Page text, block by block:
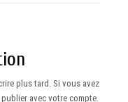
plus tard. Si vous avez
avec votre compte.